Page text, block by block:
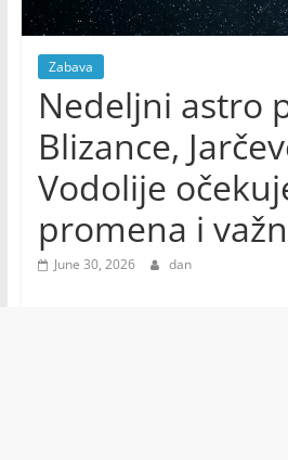
Zabava
Nedeljni astro
Blizance,
Vodolije
promena i
June 30, 2026 dan